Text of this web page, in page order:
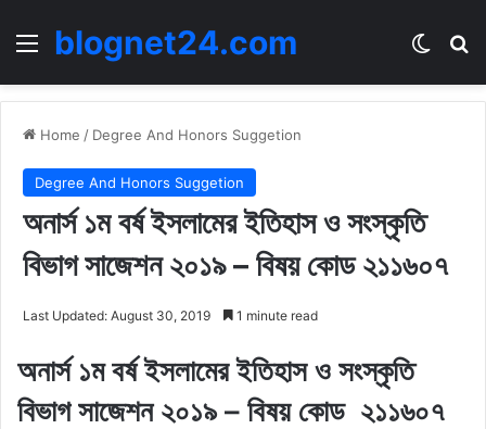
Menublognet24.com
Home / Degree And Honors Suggetion
Degree And Honors Suggetion
অনার্স ১ম বর্ষ ইসলামের ইতিহাস ও সংস্কৃতি
বিভাগ সাজেশন ২০১৯ – বিষয় কোড ২১১৬০৭
Last Updated: August 30, 2019 1 minute read
অনার্স ১ম বর্ষ ইসলামের ইতিহাস ও সংস্কৃতি
বিভাগ সাজেশন ২০১৯ – বিষয় কোড ২১১৬০৭